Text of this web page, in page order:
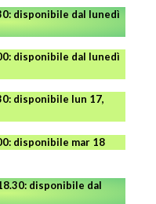
disponibile dal lunedì
disponibile dal lunedì
disponibile lun 17,
disponibile mar 18
disponibile dal